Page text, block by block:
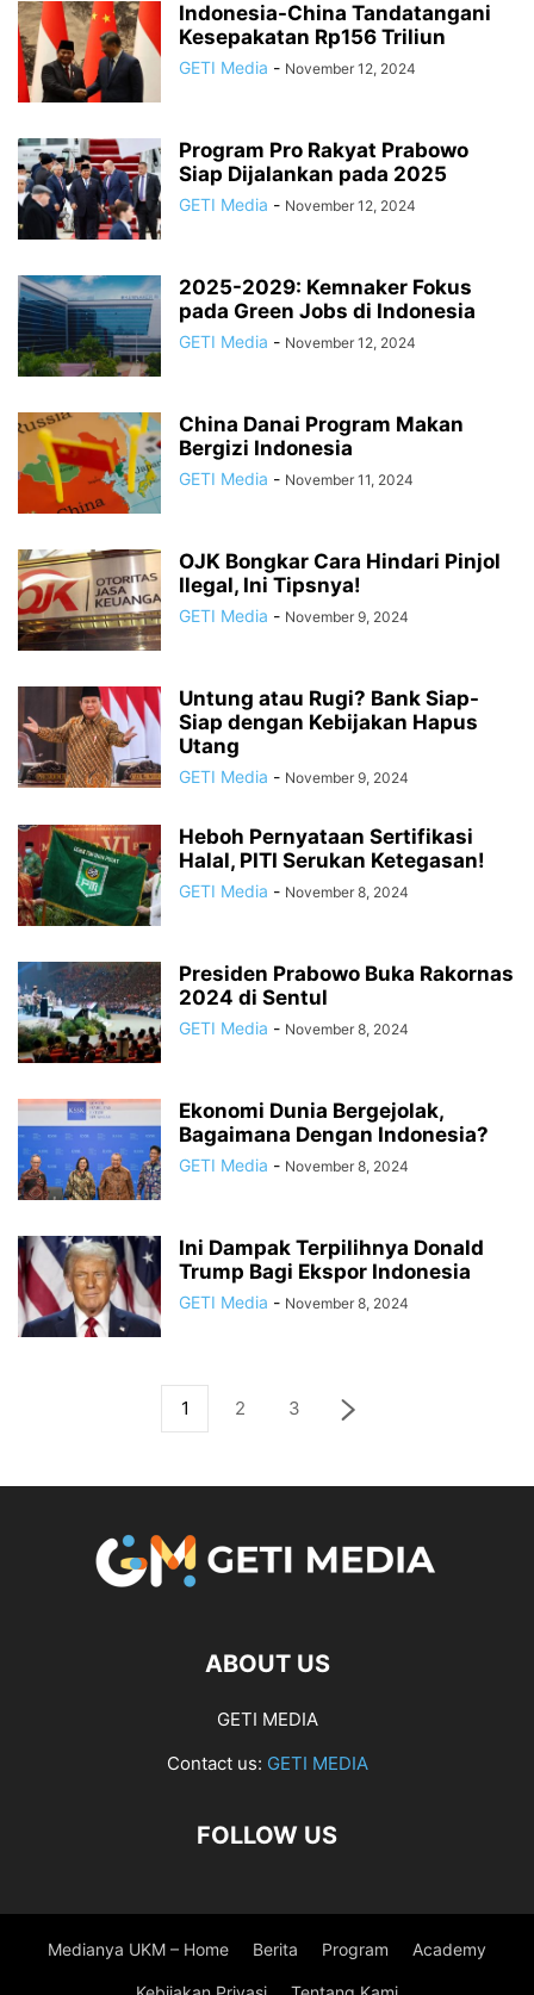
Indonesia-China Tandatangani
Kesepakatan Rp156 Triliun
GETI Media - November 12, 2024
Program Pro Rakyat Prabowo
Siap Dijalankan pada 2025
GETI Media - November 12, 2024
2025-2029: Kemnaker Fokus
pada Green Jobs di Indonesia
GETI Media - November 12, 2024
China Danai Program Makan
Bergizi Indonesia
GETI Media - November 11, 2024
OJK Bongkar Cara Hindari Pinjol
Ilegal, Ini Tipsnya!
GETI Media - November 9, 2024
Untung atau Rugi? Bank Siap-
Siap dengan Kebijakan Hapus
Utang
GETI Media - November 9, 2024
Heboh Pernyataan Sertifikasi
Halal, PITI Serukan Ketegasan!
GETI Media - November 8, 2024
Presiden Prabowo Buka Rakornas
2024 di Sentul
GETI Media - November 8, 2024
Ekonomi Dunia Bergejolak,
Bagaimana Dengan Indonesia?
GETI Media - November 8, 2024
Ini Dampak Terpilihnya Donald
Trump Bagi Ekspor Indonesia
GETI Media - November 8, 2024
1 2 3
ABOUT US
GETI MEDIA
Contact us: GETI MEDIA
FOLLOW US
Medianya UKM – Home Berita Program Academy